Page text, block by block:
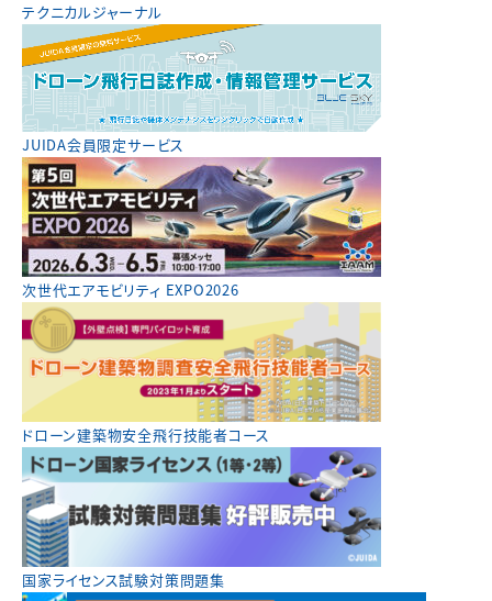
テクニカルジャーナル
JUIDA会員限定サービス
次世代エアモビリティ EXPO2026
ドローン建築物安全飛行技能者コース
国家ライセンス試験対策問題集